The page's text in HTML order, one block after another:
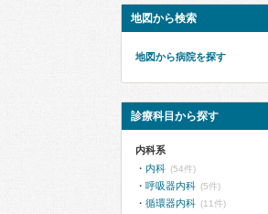
地図から検索
地図から病院を探す
診療科目から探す
内科系
内科 (54件)
呼吸器内科 (5件)
循環器内科 (11件)